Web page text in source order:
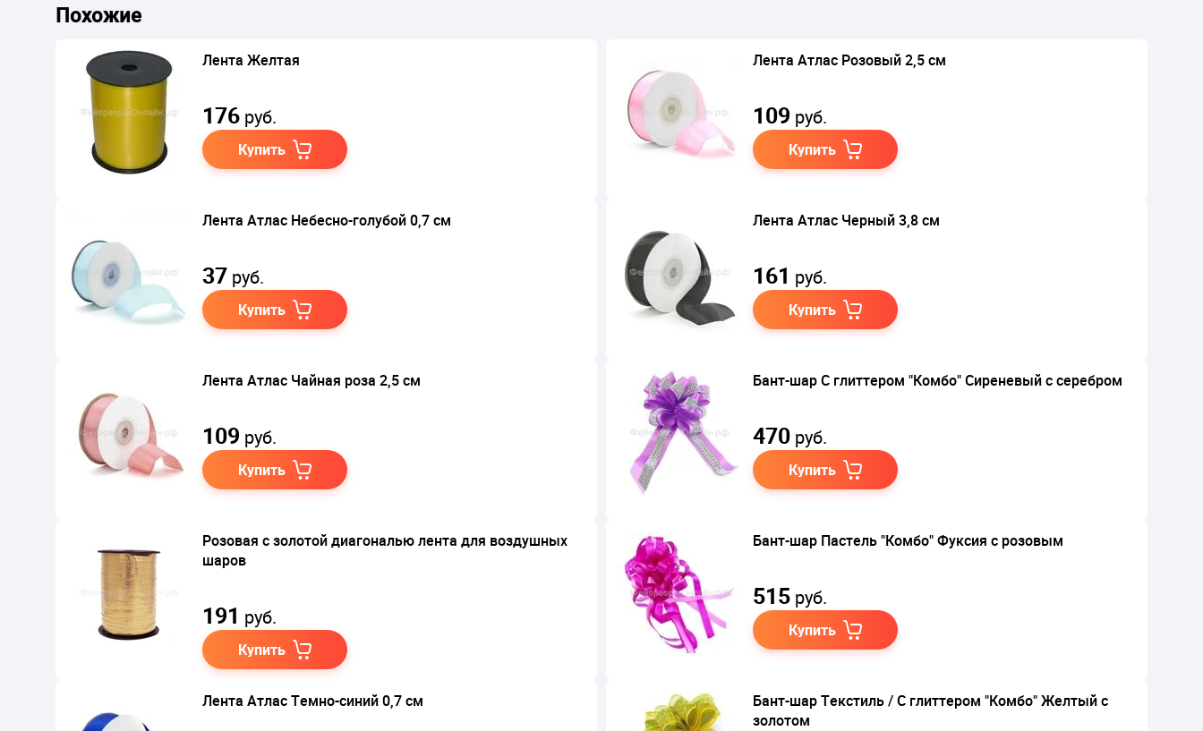
Похожие
Лента Желтая
176 руб.
Купить
Лента Атлас Розовый 2,5 см
109 руб.
Купить
Лента Атлас Небесно-голубой 0,7 см
37 руб.
Купить
Лента Атлас Черный 3,8 см
161 руб.
Купить
Лента Атлас Чайная роза 2,5 см
109 руб.
Купить
Бант-шар С глиттером "Комбо" Сиреневый с серебром
470 руб.
Купить
Розовая с золотой диагональю лента для воздушных
шаров
191 руб.
Купить
Бант-шар Пастель "Комбо" Фуксия с розовым
515 руб.
Купить
Лента Атлас Темно-синий 0,7 см
Бант-шар Текстиль / С глиттером "Комбо" Желтый с
золотом